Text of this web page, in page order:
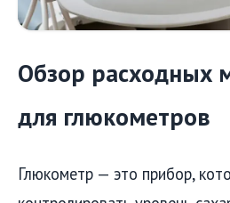
Обзор расходных
для глюкометров
Глюкометр — это прибор,